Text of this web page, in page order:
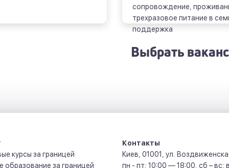
сопровождение,
трехразовое питание в
поддержка
Выбрать
курсы за границей
образование за границей
Контакты
Киев 01001
ул.
пн - пт: 10:00 — 18:00, сб – вс: